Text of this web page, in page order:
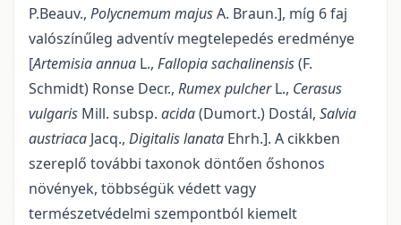
P.Beauv., Polycnemum majusA. Braun.], míg 6 faj
valószínűleg adventív megtelepedés eredménye
[Artemisia annua L., Fallopia sachalinensis(F.
Schmidt) Ronse Decr., Rumex pulcherL., Cerasus
vulgaris Mill. subsp. acida(Dumort.) Dostál, Salvia
austriaca Jacq., Digitalis lanata Ehrh.]. A cikkben
szereplő további taxonok döntően őshonos
növények, többségük védett vagy
természetvédelmi szempontból kiemelt